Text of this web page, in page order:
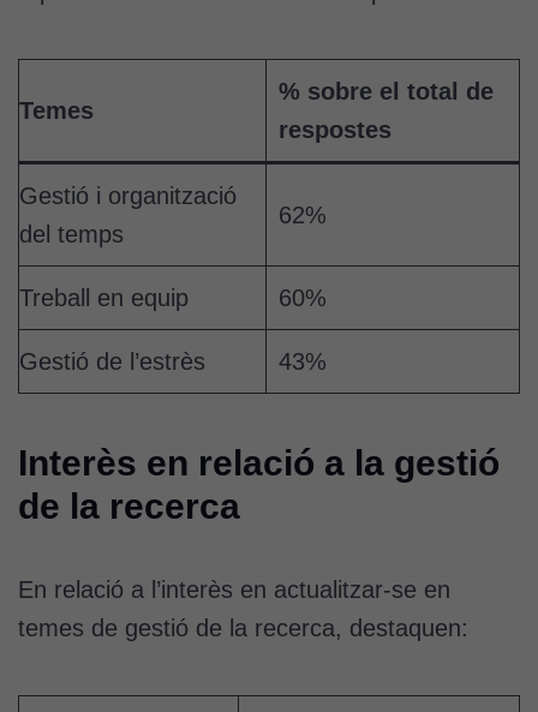
Temes
% sobre el total de
respostes
Gestió i organització
del temps
62%
Treball en equip 60%
Gestió de l’estrès 43%
Interès en relació a la gestió
de la recerca
En relació a l’interès en actualitzar-se en
temes de gestió de la recerca, destaquen: